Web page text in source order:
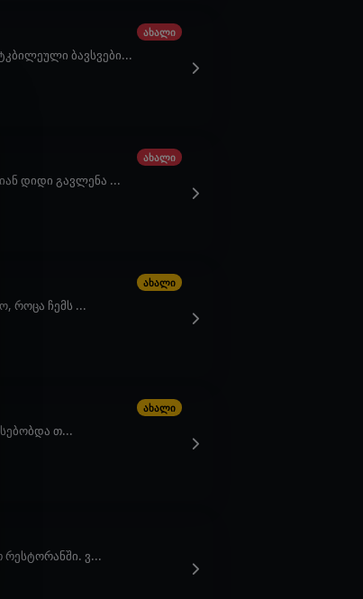
ახალი
ბავსვები...
ახალი
დიდი გავლენა ...
ახალი
როცა ჩემს ...
ახალი
თ...
რესტორანში. ვ...